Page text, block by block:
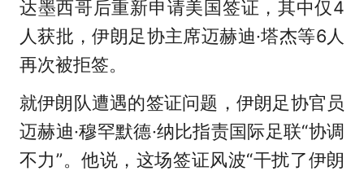
达墨西哥后重新申请美国签证，其中仅4
人获批，伊朗足协主席迈赫迪·塔杰等6人
再次被拒签。
就伊朗队遭遇的签证问题，伊朗足协官员
迈赫迪·穆罕默德·纳比指责国际足联“协调
不力”。他说，这场签证风波“干扰了伊朗